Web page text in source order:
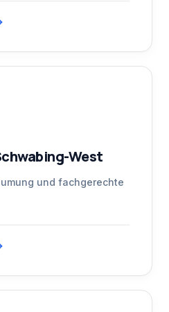
West
und fachgerechte